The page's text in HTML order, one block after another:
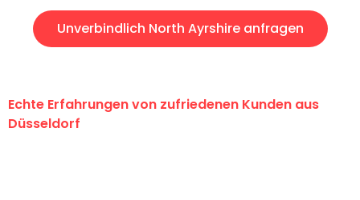
Unverbindlich North Ayrshire anfragen
Echte Erfahrungen von zufriedenen Kunden aus
Düsseldorf